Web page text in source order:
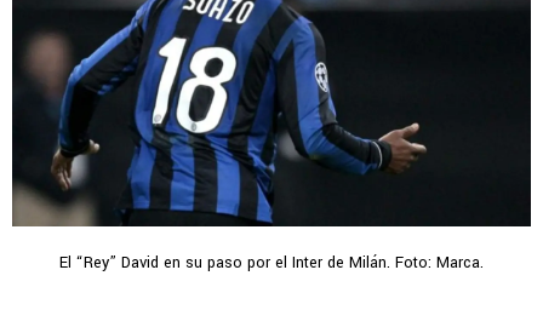
El “Rey” David en su paso por el Inter de Milán. Foto: Marca.